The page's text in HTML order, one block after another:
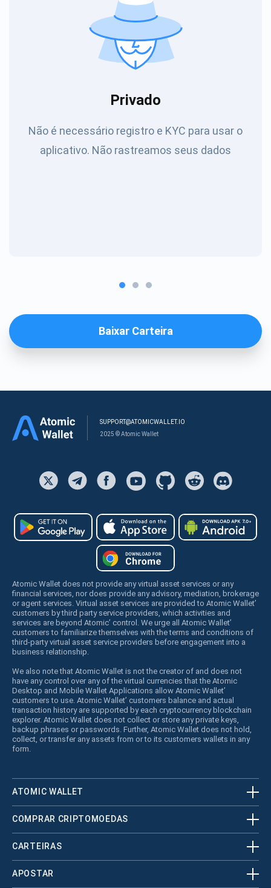
Privado
Não é necessário registro e KYC para usar o
aplicativo. Não rastreamos seus dados
Baixar Carteira
SUPPORT@ATOMICWALLET.IO
2025 © Atomic Wallet
Atomic Wallet does not provide any virtual asset services or any
financial services, nor does provide any advisory, mediation, brokerage
or agent services. Virtual asset services are provided to Atomic Wallet’
customers by third party service providers, which activities and
services are beyond Atomic’ control. We urge all Atomic Wallet’
customers to familiarize themselves with the terms and conditions of
third-party virtual asset service providers before engagement into a
business relationship.
We also note that Atomic Wallet is not the creator of and does not
have any control over any of the virtual currencies that the Atomic
Desktop and Mobile Wallet Applications allow Atomic Wallet’
customers to use. Atomic Wallet’ customers balance and actual
transaction history are supported by each cryptocurrency blockchain
explorer. Atomic Wallet does not collect or store any private keys,
backup phrases or passwords. Further, Atomic Wallet does not hold,
collect, or transfer any assets from or to its customers wallets in any
form.
ATOMIC WALLET
COMPRAR CRIPTOMOEDAS
CARTEIRAS
APOSTAR